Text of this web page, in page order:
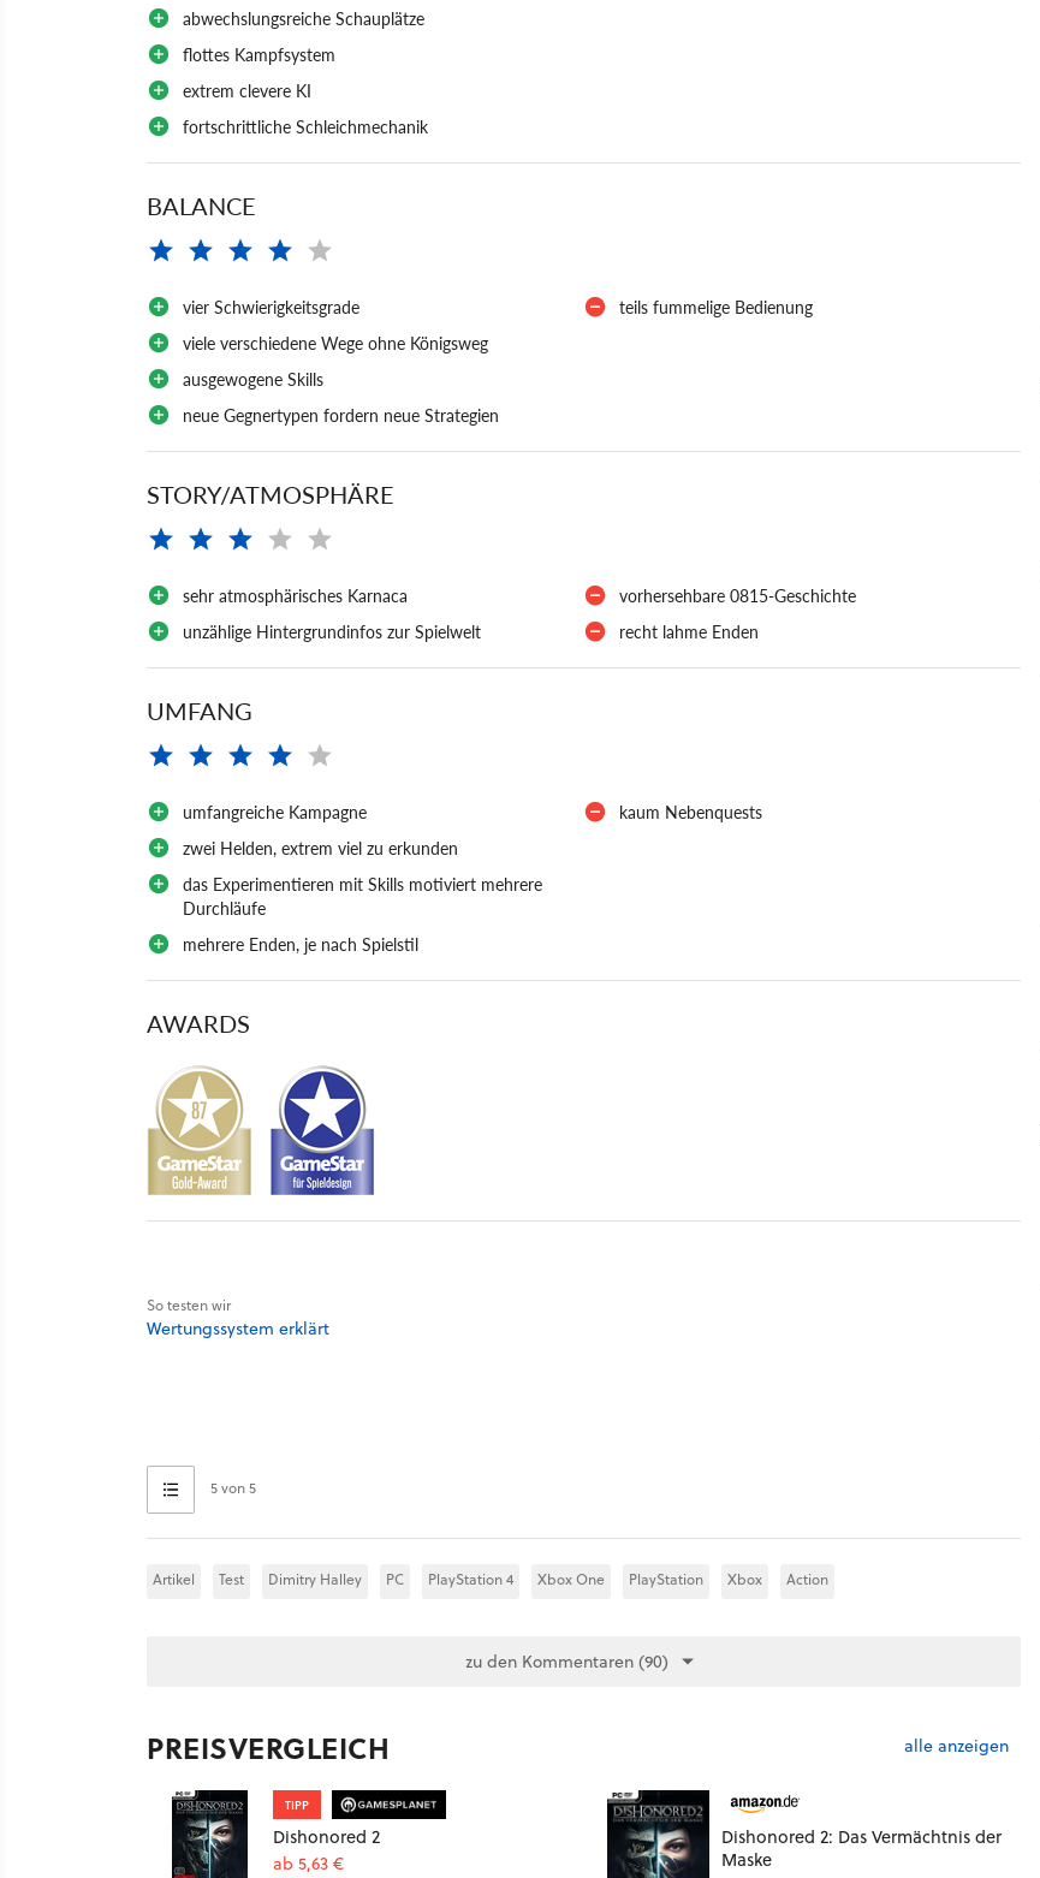
abwechslungsreiche Schauplätze
flottes Kampfsystem
extrem clevere KI
fortschrittliche Schleichmechanik
BALANCE
vier Schwierigkeitsgrade
viele verschiedene Wege ohne Königsweg
ausgewogene Skills
neue Gegnertypen fordern neue Strategien
teils fummelige Bedienung
STORY/ATMOSPHÄRE
sehr atmosphärisches Karnaca
unzählige Hintergrundinfos zur Spielwelt
vorhersehbare 0815-Geschichte
recht lahme Enden
UMFANG
umfangreiche Kampagne
zwei Helden, extrem viel zu erkunden
das Experimentieren mit Skills motiviert mehrere
Durchläufe
mehrere Enden, je nach Spielstil
kaum Nebenquests
AWARDS
So testen wir
Wertungssystem erklärt
5 von 5
Artikel Test Dimitry Halley PC PlayStation 4 Xbox One PlayStation Xbox Action
zu den Kommentaren (90)
PREISVERGLEICH alle anzeigen
TIPP
Dishonored 2
ab 5,63 €
Dishonored 2: Das Vermächtnis der
Maske